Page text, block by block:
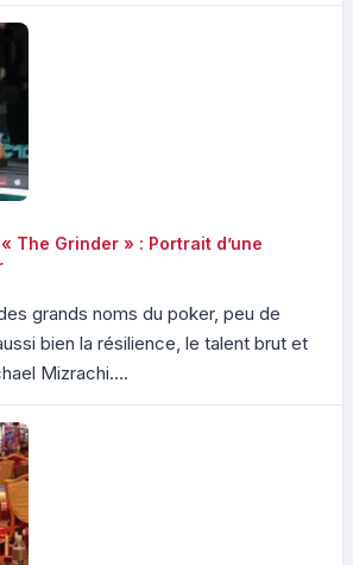
The Grinder » : Portrait d’une
grands noms du poker, peu de
bien la résilience, le talent brut et
Mizrachi....